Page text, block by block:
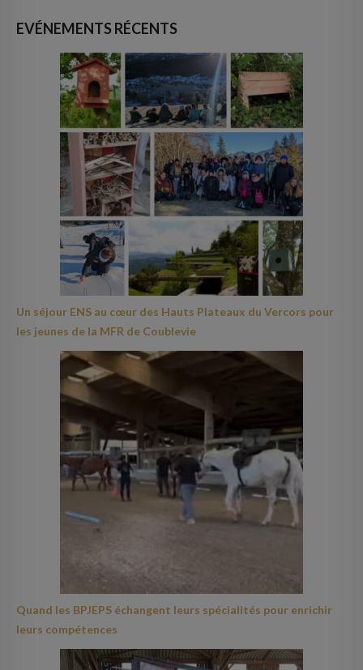
EVÉNEMENTS RÉCENTS
Un séjour ENS au cœur des Hauts Plateaux du Vercors pour
les jeunes de la MFR de Coublevie
Quand les BPJEPS échangent leurs spécialités pour enrichir
leurs compétences